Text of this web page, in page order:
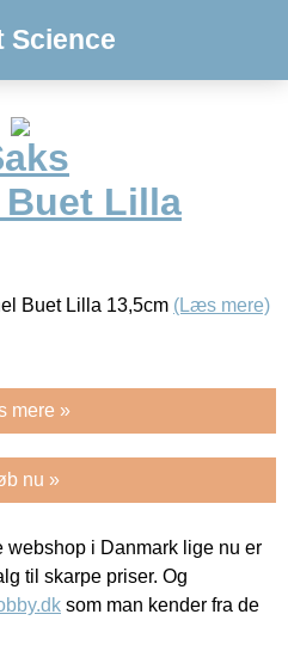
Science
Lilla
Buet Lilla 13,5cm (Læs mere)
mere »
nu »
i Danmark lige nu er
til skarpe priser. Og
som man kender fra de